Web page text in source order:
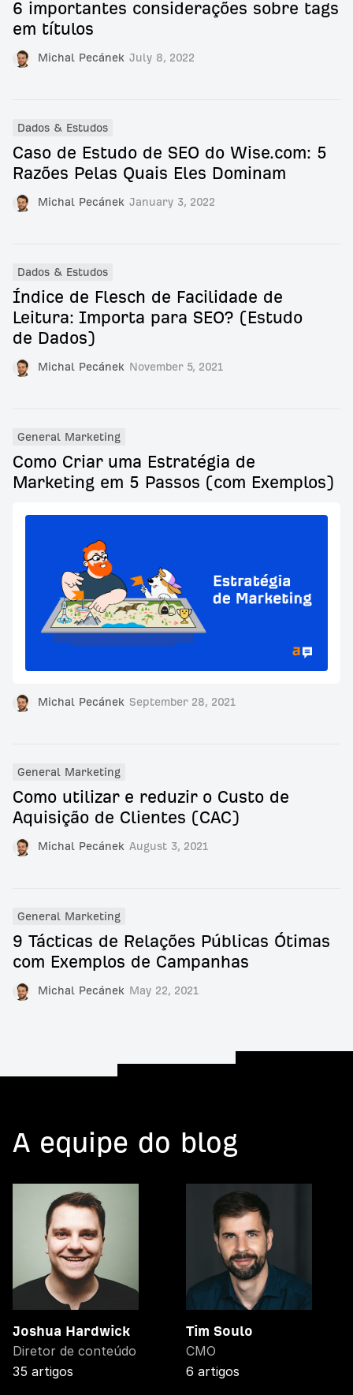
Michal Pecánek July 8, 2022
6 importantes considerações sobre tags
em títulos
Michal Pecánek January 3, 2022
Dados & Estudos
Caso de Estudo de SEO do Wise.com: 5
Razões Pelas Quais Eles Dominam
Michal Pecánek November 5, 2021
Dados & Estudos
Índice de Flesch de Facilidade de
Leitura: Importa para SEO? (Estudo
de Dados)
Michal Pecánek September 28, 2021
General Marketing
Como Criar uma Estratégia de
Marketing em 5 Passos (com Exemplos)
Michal Pecánek August 3, 2021
General Marketing
Como utilizar e reduzir o Custo de
Aquisição de Clientes (CAC)
Michal Pecánek May 22, 2021
General Marketing
9 Tácticas de Relações Públicas Ótimas
com Exemplos de Campanhas
A equipe do blog
Joshua Hardwick
Diretor de conteúdo
35 artigos
Tim Soulo
CMO
6 artigos